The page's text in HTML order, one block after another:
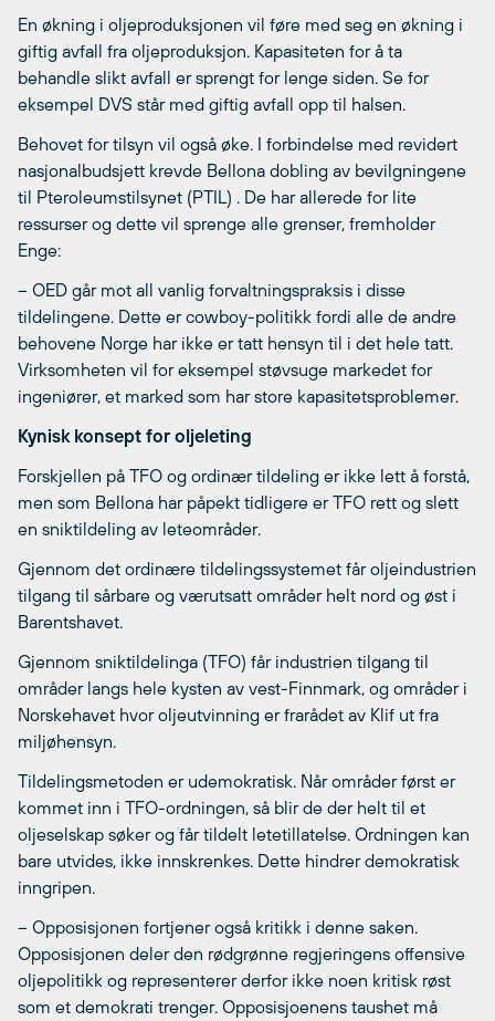
En økning i oljeproduksjonen vil føre med seg en økning i
giftig avfall fra oljeproduksjon. Kapasiteten for å ta
behandle slikt avfall er sprengt for lenge siden. Se for
eksempel DVS står med giftig avfall opp til halsen.
Behovet for tilsyn vil også øke. I forbindelse med revidert
nasjonalbudsjett krevde Bellona dobling av bevilgningene
til Pteroleumstilsynet (PTIL) . De har allerede for lite
ressurser og dette vil sprenge alle grenser, fremholder
Enge:
– OED går mot all vanlig forvaltningspraksis i disse
tildelingene. Dette er cowboy-politikk fordi alle de andre
behovene Norge har ikke er tatt hensyn til i det hele tatt.
Virksomheten vil for eksempel støvsuge markedet for
ingeniører, et marked som har store kapasitetsproblemer.
Kynisk konsept for oljeleting
Forskjellen på TFO og ordinær tildeling er ikke lett å forstå,
men som Bellona har påpekt tidligere er TFO rett og slett
en sniktildeling av leteområder.
Gjennom det ordinære tildelingssystemet får oljeindustrien
tilgang til sårbare og værutsatt områder helt nord og øst i
Barentshavet.
Gjennom sniktildelinga (TFO) får industrien tilgang til
områder langs hele kysten av vest-Finnmark, og områder i
Norskehavet hvor oljeutvinning er frarådet av Klif ut fra
miljøhensyn.
Tildelingsmetoden er udemokratisk. Når områder først er
kommet inn i TFO-ordningen, så blir de der helt til et
oljeselskap søker og får tildelt letetillatelse. Ordningen kan
bare utvides, ikke innskrenkes. Dette hindrer demokratisk
inngripen.
– Opposisjonen fortjener også kritikk i denne saken.
Opposisjonen deler den rødgrønne regjeringens offensive
oljepolitikk og representerer derfor ikke noen kritisk røst
som et demokrati trenger. Opposisjoenens taushet må